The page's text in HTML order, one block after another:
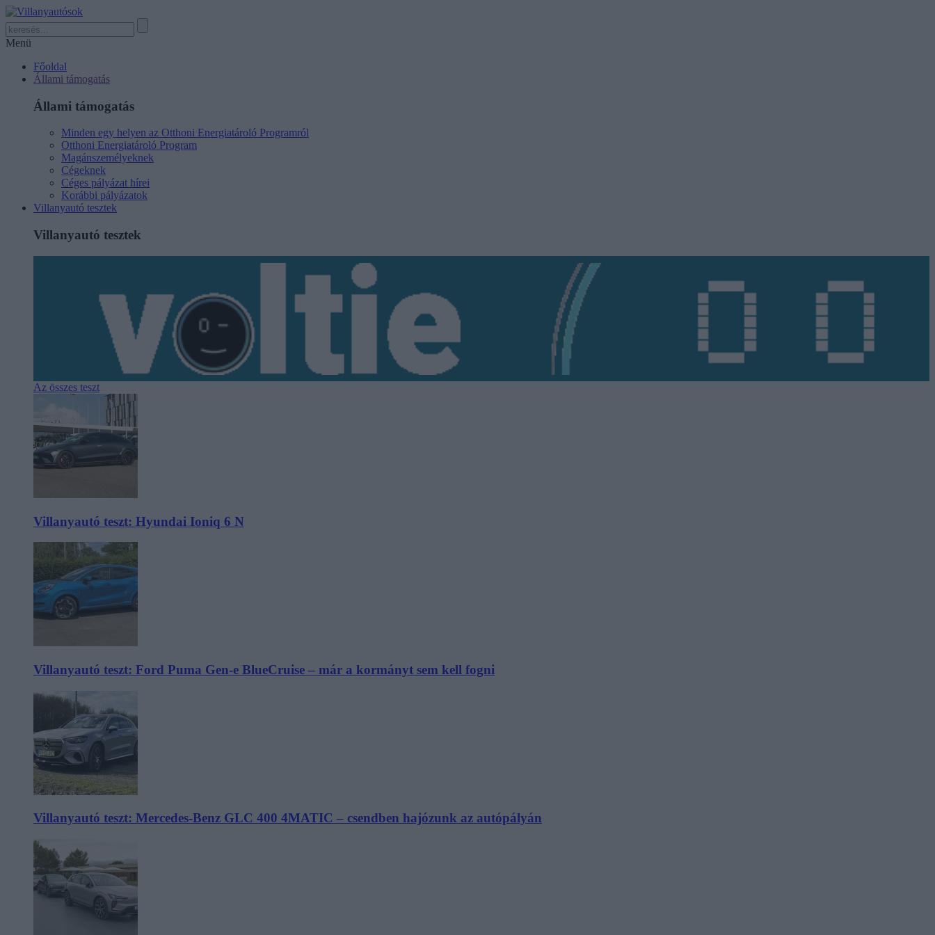
Menü
Főoldal
Állami támogatás
Állami támogatás
Minden egy helyen az Otthoni Energiatároló Programról
Otthoni Energiatároló Program
Magánszemélyeknek
Cégeknek
Céges pályázat hírei
Korábbi pályázatok
Villanyautó tesztek
Villanyautó tesztek
Az összes teszt
Villanyautó teszt: Hyundai Ioniq 6 N
Villanyautó teszt: Ford Puma Gen-e BlueCruise – már a kormányt sem kell fogni
Villanyautó teszt: Mercedes-Benz GLC 400 4MATIC – csendben hajózunk az autópályán